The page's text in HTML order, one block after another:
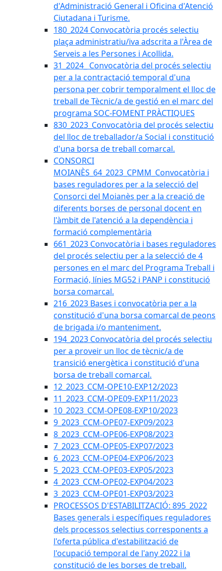
d'Administració General i Oficina d'Atenció
Ciutadana i Turisme.
180_2024 Convocatòria procés selectiu
plaça administratiu/iva adscrita a l'Àrea de
Serveis a les Persones i Acollida.
31_2024_ Convocatòria del procés selectiu
per a la contractació temporal d'una
persona per cobrir temporalment el lloc de
treball de Tècnic/a de gestió en el marc del
programa SOC-FOMENT PRÀCTIQUES
830_2023_Convocatòria del procés selectiu
del lloc de treballador/a Social i constitució
d'una borsa de treball comarcal.
CONSORCI
MOIANÈS_64_2023_CPMM_Convocatòria i
bases reguladores per a la selecció del
Consorci del Moianès per a la creació de
diferents borses de personal docent en
l'àmbit de l'atenció a la dependència i
formació complementària
661_2023 Convocatòria i bases reguladores
del procés selectiu per a la selecció de 4
persones en el marc del Programa Treball i
Formació, línies MG52 i PANP i constitució
borsa comarcal.
216_2023 Bases i convocatòria per a la
constitució d'una borsa comarcal de peons
de brigada i/o manteniment.
194_2023 Convocatòria del procés selectiu
per a proveir un lloc de tècnic/a de
transició energètica i constitució d'una
borsa de treball comarcal.
12_2023_CCM-OPE10-EXP12/2023
11_2023_CCM-OPE09-EXP11/2023
10_2023_CCM-OPE08-EXP10/2023
9_2023_CCM-OPE07-EXP09/2023
8_2023_CCM-OPE06-EXP08/2023
7_2023_CCM-OPE05-EXP07/2023
6_2023_CCM-OPE04-EXP06/2023
5_2023_CCM-OPE03-EXP05/2023
4_2023_CCM-OPE02-EXP04/2023
3_2023_CCM-OPE01-EXP03/2023
PROCESSOS D'ESTABILITZACIÓ: 895_2022
Bases generals i específiques reguladores
dels processos selectius corresponents a
l'oferta pública d'estabilització de
l'ocupació temporal de l'any 2022 i la
constitució de les borses de treball.